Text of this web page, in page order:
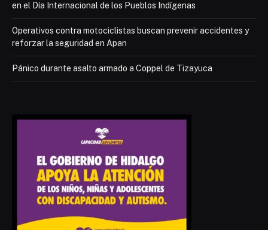
en el Día Internacional de los Pueblos Indígenas
Operativos contra motociclistas buscan prevenir accidentes y
reforzar la seguridad en Apan
Pánico durante asalto armado a Coppel de Tizayuca